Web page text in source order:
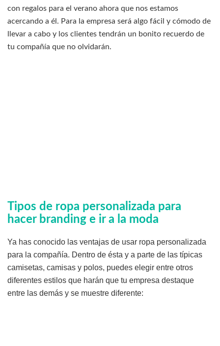
con regalos para el verano ahora que nos estamos
acercando a él. Para la empresa será algo fácil y cómodo de
llevar a cabo y los clientes tendrán un bonito recuerdo de
tu compañía que no olvidarán.
Tipos de ropa personalizada para
hacer branding e ir a la moda
Ya has conocido las ventajas de usar ropa personalizada
para la compañía. Dentro de ésta y a parte de las típicas
camisetas, camisas y polos, puedes elegir entre otros
diferentes estilos que harán que tu empresa destaque
entre las demás y se muestre diferente: